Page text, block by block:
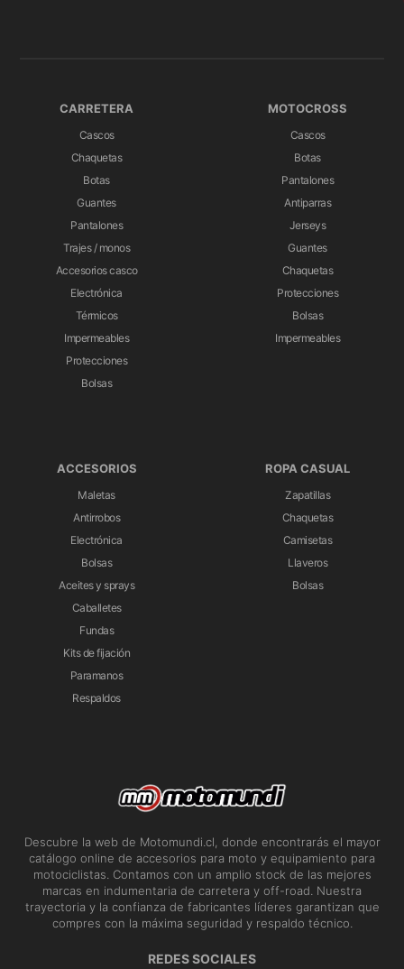
CARRETERA
Cascos
Chaquetas
Botas
Guantes
Pantalones
Trajes / monos
Accesorios casco
Electrónica
Térmicos
Impermeables
Protecciones
Bolsas
MOTOCROSS
Cascos
Botas
Pantalones
Antiparras
Jerseys
Guantes
Chaquetas
Protecciones
Bolsas
Impermeables
ACCESORIOS
Maletas
Antirrobos
Electrónica
Bolsas
Aceites y sprays
Caballetes
Fundas
Kits de fijación
Paramanos
Respaldos
ROPA CASUAL
Zapatillas
Chaquetas
Camisetas
Llaveros
Bolsas
Descubre la web de Motomundi.cl, donde encontrarás el mayor
catálogo online de accesorios para moto y equipamiento para
motociclistas. Contamos con un amplio stock de las mejores
marcas en indumentaria de carretera y off-road. Nuestra
trayectoria y la confianza de fabricantes líderes garantizan que
compres con la máxima seguridad y respaldo técnico.
REDES SOCIALES